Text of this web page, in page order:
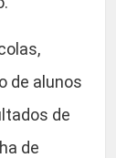
de alunos
de
de